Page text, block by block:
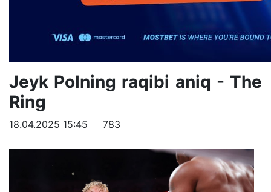
Jeyk Polning raqibi aniq - The
Ring
18.04.2025 15:45 783